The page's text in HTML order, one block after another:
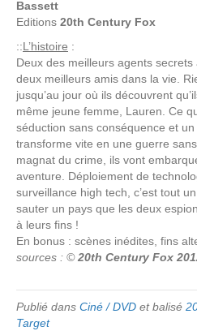
Bassett
Editions 20th Century Fox
::L’histoire :
Deux des meilleurs agents
deux meilleurs amis dans la vie.
jusqu’au jour où ils découvrent
même jeune femme, Lauren. Ce
séduction sans conséquence et
transforme vite en une guerre
magnat du crime, ils vont
aventure. Déploiement de
surveillance high tech, c’est tout
sauter un pays que les deux
à leurs fins !
En bonus : scènes inédites, fins
sources : ©20th Century Fox
Publié dans Ciné / DVD et balisé
Target